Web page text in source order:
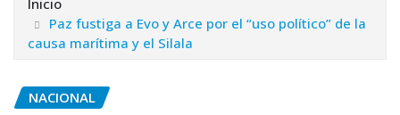
Inicio
Paz fustiga a Evo y Arce por el “uso político” de la
causa marítima y el Silala
NACIONAL